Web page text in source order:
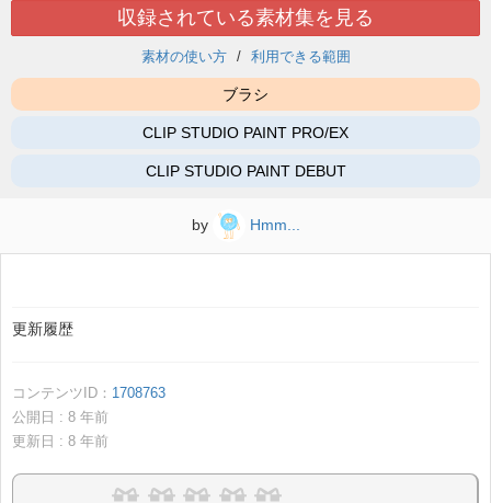
収録されている素材集を見る
素材の使い方 利用できる範囲
ブラシ
CLIP STUDIO PAINT PRO/EX
CLIP STUDIO PAINT DEBUT
by Hmm...
更新履歴
コンテンツID： 1708763
公開日 : 8 年前
更新日 : 8 年前